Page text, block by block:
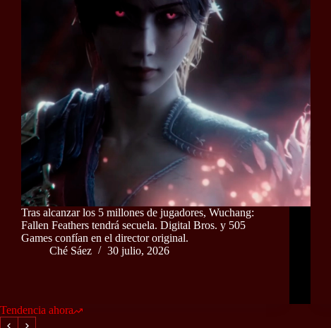
Tras alcanzar los 5 millones de jugadores, Wuchang:
Fallen Feathers tendrá secuela. Digital Bros. y 505
Games confían en el director original.
Ché Sáez
30 julio, 2026
Tendencia ahora